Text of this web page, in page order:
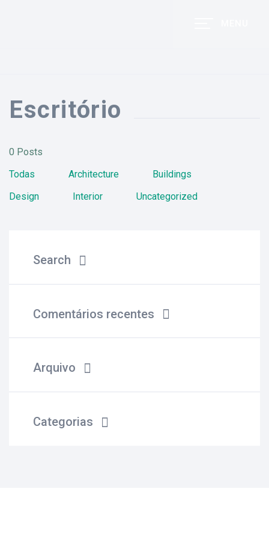
Escritório
0 Posts
Todas
Architecture
Buildings
Design
Interior Uncategorized
Search
Comentários recentes
Arquivo
Categorias